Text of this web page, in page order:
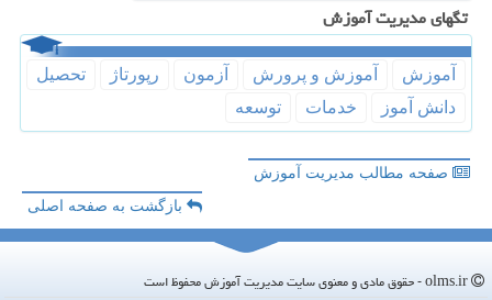
تگهای مدیریت آموزش
آموزش آموزش و پرورش آزمون رپورتاژ
تحصیل
دانش آموز
خدمات توسعه
صفحه مطالب مدیریت آموزش
بازگشت به صفحه اصلی